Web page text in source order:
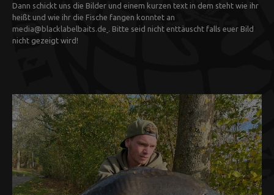
Dann schickt uns die Bilder und einem kurzen text in dem steht wie ihr
heißt und wie ihr die Fische fangen konntet an
media@blacklabelbaits.de . Bitte seid nicht enttäuscht falls euer Bild
nicht gezeigt wird!